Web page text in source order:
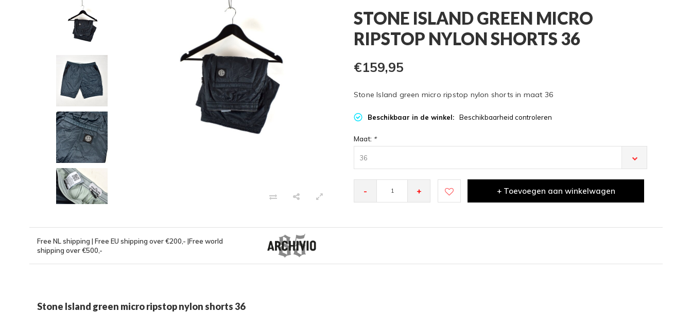
STONE ISLAND GREEN MICRO
RIPSTOP NYLON SHORTS 36
€159,95
Stone Island green micro ripstop nylon shorts in maat 36
Beschikbaar in de winkel: Beschikbaarheid controleren
Maat: *
36
- + + Toevoegen aan winkelwagen
Free NL shipping | Free EU shipping over €200,- |Free world
shipping over €500,-
Stone Island green micro ripstop nylon shorts 36